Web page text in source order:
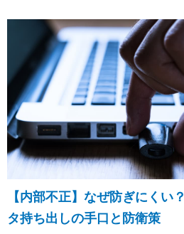
OTセキュリティ
サプライチェーンセキュリティ
IoTプロダクトセキュリティ
課題から探す
企業情報
採用情報
カタログダウンロード
テクニカルブログ
経営者向け
【内部不正】なぜ防ぎにくい
タ持ち出しの手口と防衛策